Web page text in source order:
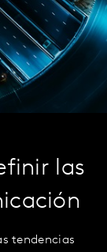
las
tendencias